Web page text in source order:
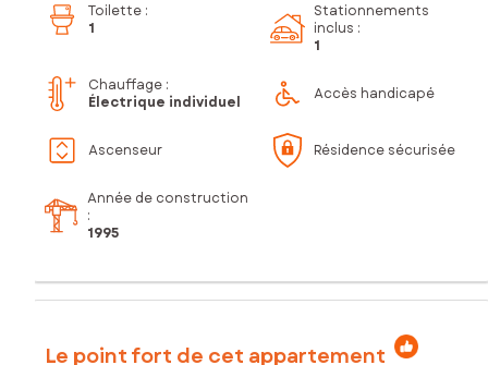
Toilette :
1
Stationnements
inclus :
1
Chauffage :
Électrique individuel
Accès handicapé
Ascenseur Résidence sécurisée
Année de construction
:
1995
Le point fort de cet appartement